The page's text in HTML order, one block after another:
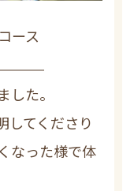
ース
た。
してくださり
なった様で体